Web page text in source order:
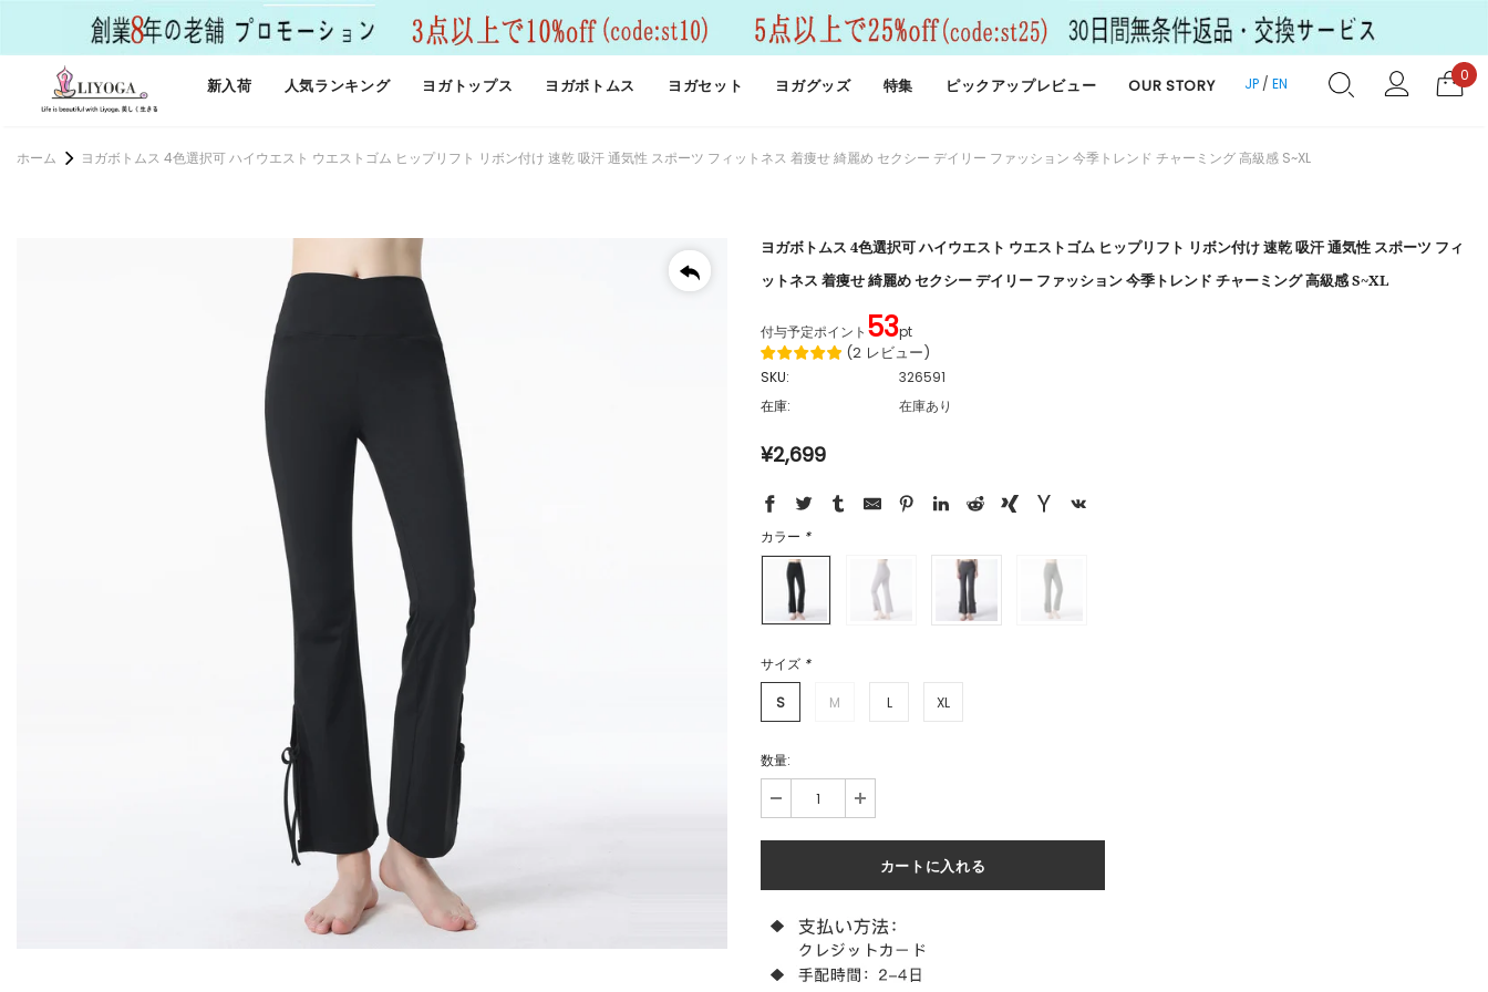
新入荷 人気ランキング ヨガトップス ヨガボトムス ヨガセット ヨガグッズ 特集 ピックアップレビュー OUR STORY JP/ EN 0
ホーム ヨガボトムス 4色選択可 ハイウエスト ウエストゴム ヒップリフト リボン付け 速乾 吸汗 通気性 スポーツ フィットネス 着痩せ 綺麗め セクシー デイリー ファッション 今季トレンド チャーミング 高級感 S~XL
ヨガボトムス 4色選択可 ハイウエスト ウエストゴム ヒップリフト リボン付け 速乾 吸汗 通気性 スポーツ フィ
ットネス 着痩せ 綺麗め セクシー デイリー ファッション 今季トレンド チャーミング 高級感 S~XL
付与予定ポイント 53pt
(2 レビュー)
SKU:
326591
在庫:
在庫あり
¥2,699
カラー *
サイズ *
S M L XL
数量: